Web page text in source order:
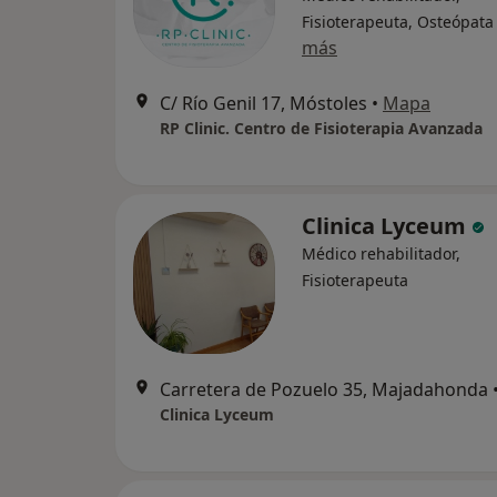
Fisioterapeuta, Osteópata
más
C/ Río Genil 17, Móstoles • Mapa
RP Clinic. Centro de Fisioterapia Avanzada
Clinica Lyceum
Médico rehabilitador,
Fisioterapeuta
Carretera de Pozuelo 35, Majadahonda
Clinica Lyceum